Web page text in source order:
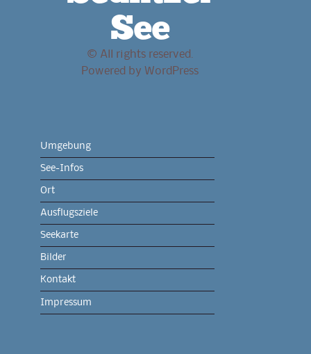
See
© All rights reserved.
Powered by WordPress
Umgebung
See-Infos
Ort
Ausflugsziele
Seekarte
Bilder
Kontakt
Impressum